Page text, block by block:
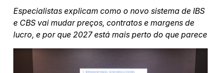
Especialistas explicam como o novo sistema de IBS
e CBS vai mudar preços, contratos e margens de
lucro, e por que 2027 está mais perto do que parece